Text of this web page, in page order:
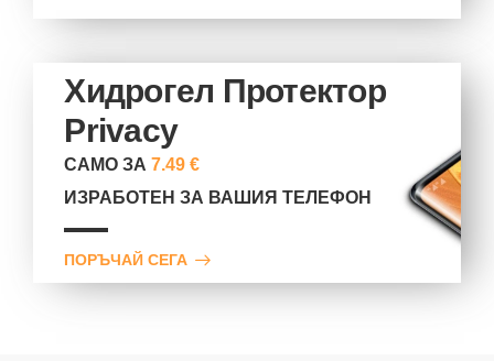
Хидрогел Протектор
Privacy
САМО ЗА7.49 €
ИЗРАБОТЕН ЗА ВАШИЯ ТЕЛЕФОН
ПОРЪЧАЙ СЕГА